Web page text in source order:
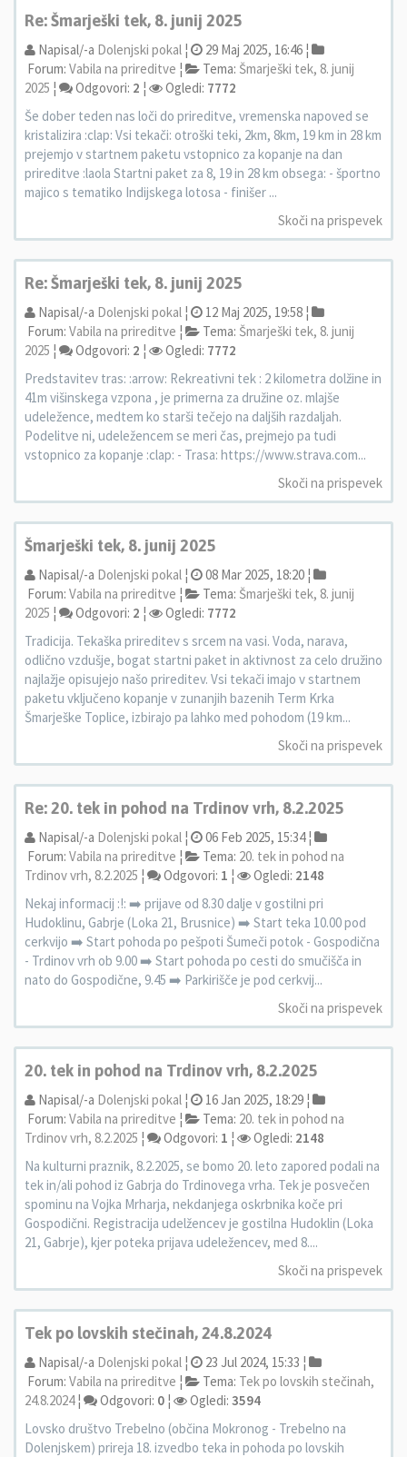
Re: Šmarješki tek, 8. junij 2025
Napisal/-a Dolenjski pokal ¦
29 Maj 2025, 16:46 ¦
Forum: Vabila na prireditve ¦ Tema: Šmarješki tek, 8. junij
2025 ¦ Odgovori: 2 ¦ Ogledi: 7772
Še dober teden nas loči do prireditve, vremenska napoved se
kristalizira :clap: Vsi tekači: otroški teki, 2km, 8km, 19 km in 28 km
prejemjo v startnem paketu vstopnico za kopanje na dan
prireditve :laola Startni paket za 8, 19 in 28 km obsega: - športno
majico s tematiko Indijskega lotosa - finišer ...
Skoči na prispevek
Re: Šmarješki tek, 8. junij 2025
Napisal/-a Dolenjski pokal ¦
12 Maj 2025, 19:58 ¦
Forum: Vabila na prireditve ¦ Tema: Šmarješki tek, 8. junij
2025 ¦ Odgovori: 2 ¦ Ogledi: 7772
Predstavitev tras: :arrow: Rekreativni tek : 2 kilometra dolžine in
41m višinskega vzpona , je primerna za družine oz. mlajše
udeležence, medtem ko starši tečejo na daljših razdaljah.
Podelitve ni, udeležencem se meri čas, prejmejo pa tudi
vstopnico za kopanje :clap: - Trasa: https://www.strava.com...
Skoči na prispevek
Šmarješki tek, 8. junij 2025
Napisal/-a Dolenjski pokal ¦
08 Mar 2025, 18:20 ¦
Forum: Vabila na prireditve ¦ Tema: Šmarješki tek, 8. junij
2025 ¦ Odgovori: 2 ¦ Ogledi: 7772
Tradicija. Tekaška prireditev s srcem na vasi. Voda, narava,
odlično vzdušje, bogat startni paket in aktivnost za celo družino
najlažje opisujejo našo prireditev. Vsi tekači imajo v startnem
paketu vključeno kopanje v zunanjih bazenih Term Krka
Šmarješke Toplice, izbirajo pa lahko med pohodom (19 km...
Skoči na prispevek
Re: 20. tek in pohod na Trdinov vrh, 8.2.2025
Napisal/-a Dolenjski pokal ¦
06 Feb 2025, 15:34 ¦
Forum: Vabila na prireditve ¦ Tema: 20. tek in pohod na
Trdinov vrh, 8.2.2025 ¦ Odgovori: 1 ¦ Ogledi: 2148
Nekaj informacij :!: ➡️ prijave od 8.30 dalje v gostilni pri
Hudoklinu, Gabrje (Loka 21, Brusnice) ➡️ Start teka 10.00 pod
cerkvijo ➡️ Start pohoda po pešpoti Šumeči potok - Gospodična
- Trdinov vrh ob 9.00 ➡️ Start pohoda po cesti do smučišča in
nato do Gospodične, 9.45 ➡️ Parkirišče je pod cerkvij...
Skoči na prispevek
20. tek in pohod na Trdinov vrh, 8.2.2025
Napisal/-a Dolenjski pokal ¦
16 Jan 2025, 18:29 ¦
Forum: Vabila na prireditve ¦ Tema: 20. tek in pohod na
Trdinov vrh, 8.2.2025 ¦ Odgovori: 1 ¦ Ogledi: 2148
Na kulturni praznik, 8.2.2025, se bomo 20. leto zapored podali na
tek in/ali pohod iz Gabrja do Trdinovega vrha. Tek je posvečen
spominu na Vojka Mrharja, nekdanjega oskrbnika koče pri
Gospodični. Registracija udelžencev je gostilna Hudoklin (Loka
21, Gabrje), kjer poteka prijava udeležencev, med 8....
Skoči na prispevek
Tek po lovskih stečinah, 24.8.2024
Napisal/-a Dolenjski pokal ¦
23 Jul 2024, 15:33 ¦
Forum: Vabila na prireditve ¦ Tema: Tek po lovskih stečinah,
24.8.2024¦ Odgovori: 0 ¦ Ogledi: 3594
Lovsko društvo Trebelno (občina Mokronog - Trebelno na
Dolenjskem) prireja 18. izvedbo teka in pohoda po lovskih